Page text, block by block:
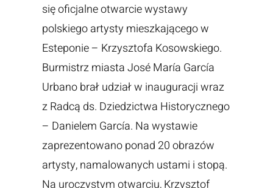
się oficjalne otwarcie wystawy
polskiego artysty mieszkającego w
Esteponie – Krzysztofa Kosowskiego.
Burmistrz miasta José María García
Urbano brał udział w inauguracji wraz
z Radcą ds. Dziedzictwa Historycznego
– Danielem García. Na wystawie
zaprezentowano ponad 20 obrazów
artysty, namalowanych ustami i stopą.
Na uroczystym otwarciu, Krzysztof